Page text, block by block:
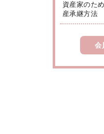
資産家のた
産承継方法
会